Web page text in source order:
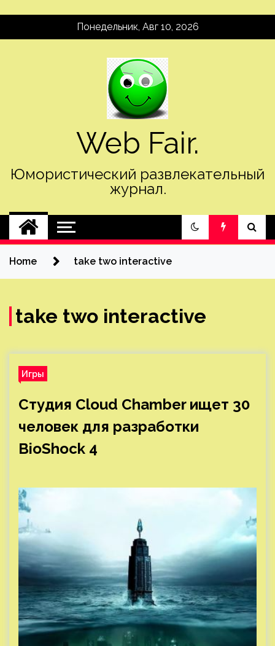
Понедельник, Авг 10, 2026
Web Fair.
Юмористический развлекательный
журнал.
Home take two interactive
take two interactive
Игры
Студия Cloud Chamber ищет 30
человек для разработки
BioShock 4